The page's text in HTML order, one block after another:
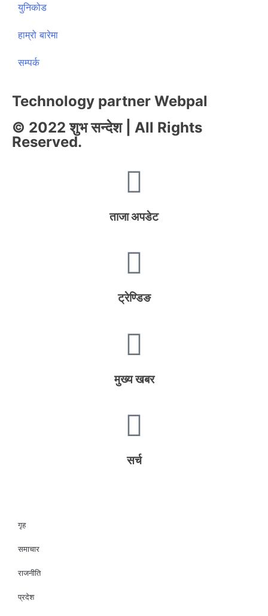
युनिकोड
हाम्रो बारेमा
सम्पर्क
© 2022 शुभ सन्देश | All Rights
Reserved.
Technology partner Webpal
ताजा अपडेट
ट्रेण्डिङ
मुख्य खबर
सर्च
गृह
समाचार
राजनीति
प्रदेश